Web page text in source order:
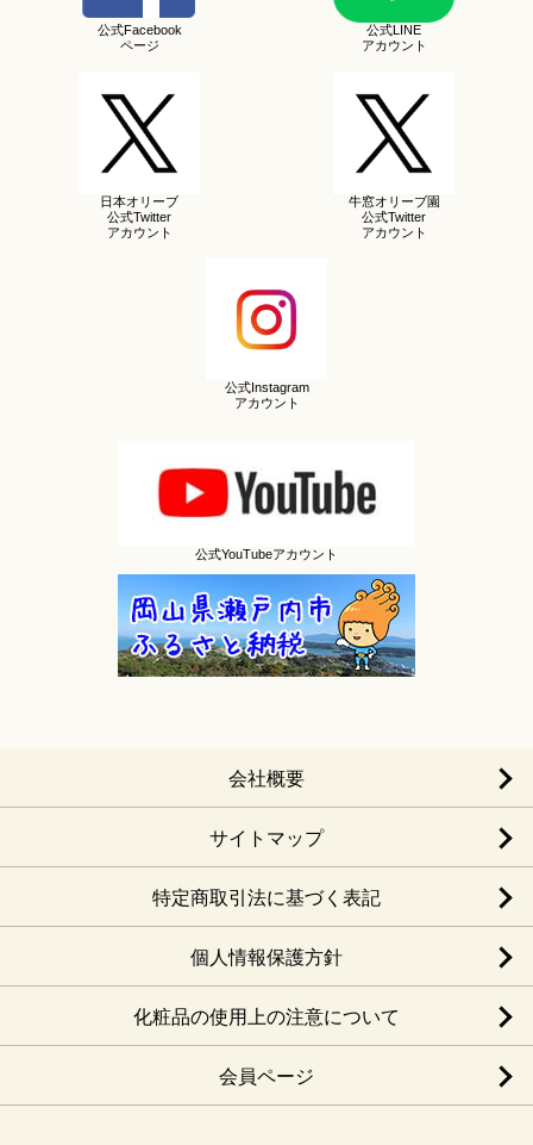
公式Facebook
ページ
公式LINE
アカウント
日本オリーブ
公式Twitter
アカウント
牛窓オリーブ園
公式Twitter
アカウント
公式Instagram
アカウント
公式YouTubeアカウント
会社概要
サイトマップ
特定商取引法に基づく表記
個人情報保護方針
化粧品の使用上の注意について
会員ページ